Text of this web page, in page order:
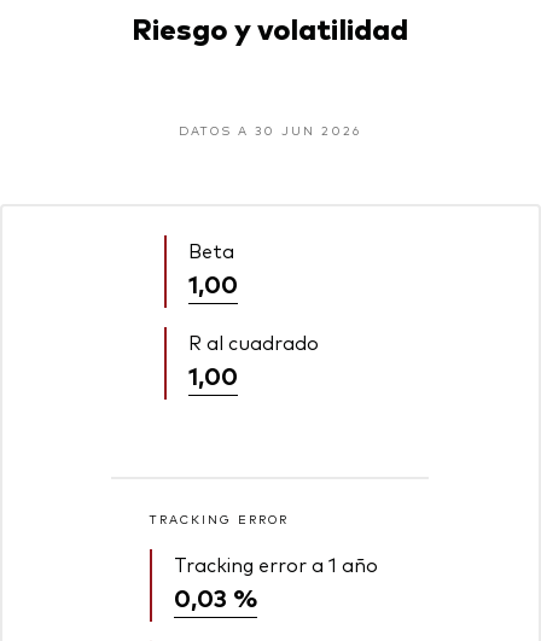
Riesgo y volatilidad
DATOS A 30 JUN 2026
Beta
1,00
R al cuadrado
1,00
TRACKING ERROR
Tracking error a 1 año
0,03 %